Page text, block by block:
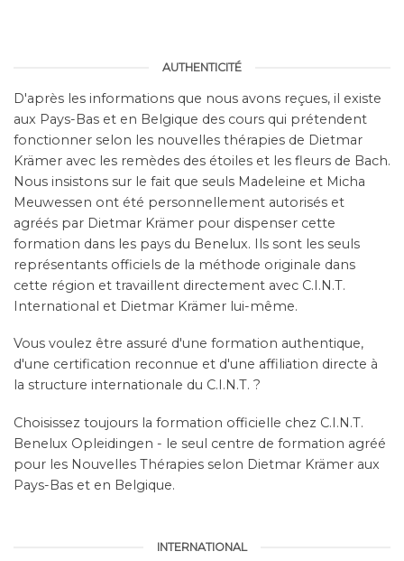
fonctionner selon les nouvelles thérapies de Dietmar
Krämer avec les remèdes des étoiles et les fleurs de Bach.
Nous insistons sur le fait que seuls Madeleine et Micha
Meuwessen ont été personnellement autorisés et
agréés par Dietmar Krämer pour dispenser cette
formation dans les pays du Benelux. Ils sont les seuls
représentants officiels de la méthode originale dans
cette région et travaillent directement avec C.I.N.T.
International et Dietmar Krämer lui-même.
Vous voulez être assuré d'une formation authentique,
d'une certification reconnue et d'une affiliation directe à
Choisissez toujours la formation officielle chez C.I.N.T.
Pays-Bas et en Belgique.
dans les pays suivants :